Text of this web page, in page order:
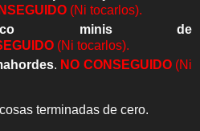
(Ni tocarlos).
minis de
(Ni tocarlos).
. NO CONSEGUIDO(Ni
terminadas de cero.